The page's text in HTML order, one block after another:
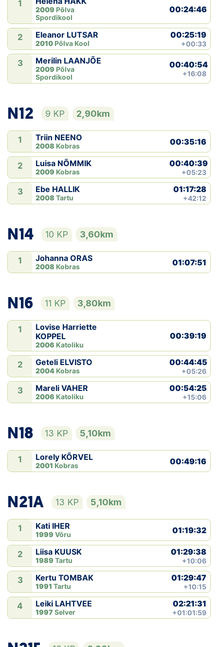
1
2009 Põlva
Spordikool
00:24:46
2 Eleanor LUTSAR
2010 Põlva Kool
00:25:19
+00:33
3 Merilin LAANJÕE
2009 Põlva
Spordikool
00:40:54
+16:08
N12 9 KP 2,90km
1 Triin NEENO
2008 Kobras 00:35:16
2 Luisa NÕMMIK
2009 Kobras
00:40:39
+05:23
3 Ebe HALLIK
2008 Tartu
01:17:28
+42:12
N14 10 KP 3,60km
1 Johanna ORAS
2008 Kobras 01:07:51
N16 11 KP 3,80km
1
Lovise Harriette
KOPPEL
2006 Katoliku
00:39:19
2 Geteli ELVISTO
2004 Kobras
00:44:45
+05:26
3 Mareli VAHER
2006 Katoliku
00:54:25
+15:06
N18 13 KP 5,10km
1 Lorely KÕRVEL
2001 Kobras 00:49:16
N21A 13 KP 5,10km
1 Kati IHER
1999 Võru 01:19:32
2 Liisa KUUSK
1989 Tartu
01:29:38
+10:06
3 Kertu TOMBAK
1991 Tartu
01:29:47
+10:15
4 Leiki LAHTVEE
1997 Selver
02:21:31
+01:01:59